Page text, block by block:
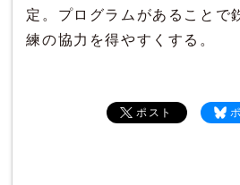
定。プログラムがあることで
練の協力を得やすくする。
ポスト